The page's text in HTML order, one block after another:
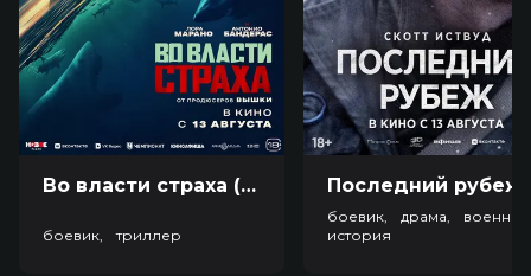
Во власти страха (18+)
боевик, триллер
боевик, драма,
история